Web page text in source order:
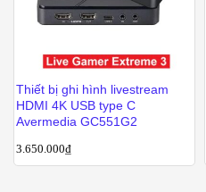
Thiết bị ghi hình livestream
HDMI 4K USB type C
Avermedia GC551G2
3.650.000₫